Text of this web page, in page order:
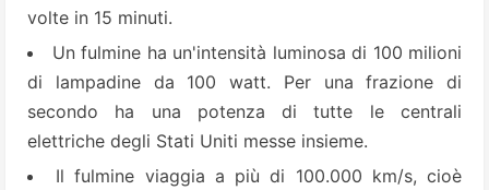
volte in 15 minuti.
Un fulmine ha un'intensità luminosa di 100 milioni
di lampadine da 100 watt. Per una frazione di
secondo ha una potenza di tutte le centrali
elettriche degli Stati Uniti messe insieme.
Il fulmine viaggia a più di 100.000 km/s, cioè